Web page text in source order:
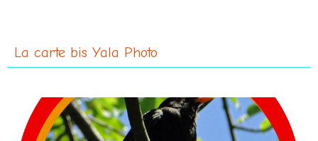
La carte bis Yala Photo